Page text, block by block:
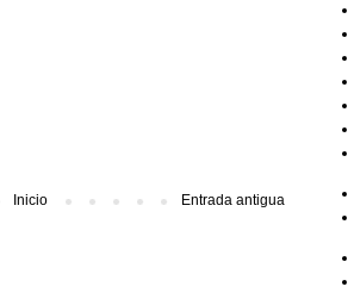
Entrada antigua
Inicio